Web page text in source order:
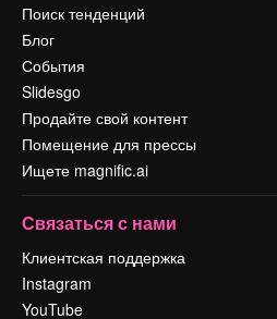
Поиск тенденций
Блог
События
Slidesgo
Продайте свой контент
Помещение для прессы
Ищете magnific.ai
Связаться с нами
Клиентская поддержка
Instagram
YouTube